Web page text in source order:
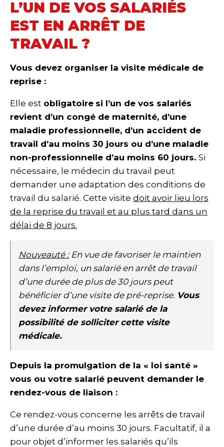
L’UN DE VOS SALARIÉS
EST EN ARRÊT DE
TRAVAIL ?
Vous devez organiser la visite médicale de
reprise :
Elle est obligatoire si l’un de vos salariés
revient d’un congé de maternité, d’une
maladie professionnelle, d’un accident de
travail d’au moins 30 jours ou d’une maladie
non-professionnelle d’au moins 60 jours. Si
nécessaire, le médecin du travail peut
demander une adaptation des conditions de
travail du salarié. Cette visite doit avoir lieu lors
de la reprise du travail et au plus tard dans un
délai de 8 jours.
Nouveauté :En vue de favoriser le maintien
dans l’emploi, un salarié en arrêt de travail
d’une durée de plus de 30 jours peut
bénéficier d’une visite de pré-reprise. Vous
devez informer votre salarié de la
possibilité de solliciter cette visite
médicale.
Depuis la promulgation de la « loi santé »
vous ou votre salarié peuvent demander le
rendez-vous de liaison :
Ce rendez-vous concerne les arrêts de travail
d’une durée d’au moins 30 jours. Facultatif, il a
pour objet d’informer les salariés qu’ils